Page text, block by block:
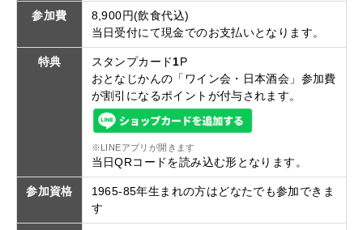
参加費
8,900円(飲食代込)
当日受付にて現金でのお支払いとなります。
特典 スタンプカード1P
おとなじかんの「ワイン会・日本酒会」参加費
が割引になるポイントが付与されます。
※LINEアプリが開きます
当日QRコードを読み込む形となります。
参加資格
1965-85年生まれの方はどなたでも参加できま
す